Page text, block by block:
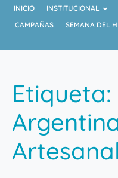
INICIO INSTITUCIONAL
CAMPAÑAS
SEMANA DEL
Etiqueta:
Artesanal